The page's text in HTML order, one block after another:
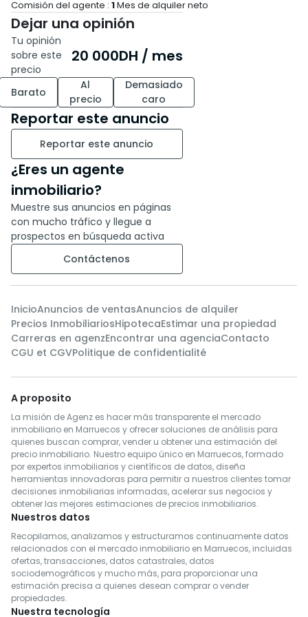
barrio Marjan 2
- Potencial de uso múltiple
- Espacio de estacionamiento
- Incluye un sótano
No te pierdas esta oportunidad
dorada, contáctanos para
programar una visita a esta
maravillosa propiedad.
¡Estamos aquí para ayudarte
en cada paso del camino!
Comisión del agente : 1Mes de alquiler neto
Dejar una opinión
Tu opinión
sobre este
precio
20 000DH / mes
Barato
Al
precio
Demasiado
caro
Reportar este anuncio
Reportar este anuncio
¿Eres un agente
inmobiliario?
Muestre sus anuncios en páginas
con mucho tráfico y llegue a
prospectos en búsqueda activa
Contáctenos
InicioAnuncios de ventasAnuncios de alquiler
Precios InmobiliariosHipotecaEstimar una propiedad
Carreras en agenzEncontrar una agenciaContacto
CGU et CGVPolitique de confidentialité
A proposito
La misión de Agenz es hacer más transparente el mercado
inmobiliario en Marruecos y ofrecer soluciones de análisis para
quienes buscan comprar, vender u obtener una estimación del
precio inmobiliario. Nuestro equipo único en Marruecos, formado
por expertos inmobiliarios y científicos de datos, diseña
herramientas innovadoras para permitir a nuestros clientes tomar
decisiones inmobiliarias informadas, acelerar sus negocios y
obtener las mejores estimaciones de precios inmobiliarios.
Nuestros datos
Recopilamos, analizamos y estructuramos continuamente datos
relacionados con el mercado inmobiliario en Marruecos, incluidas
ofertas, transacciones, datos catastrales, datos
sociodemográficos y mucho más, para proporcionar una
estimación precisa a quienes desean comprar o vender
propiedades.
Nuestra tecnología